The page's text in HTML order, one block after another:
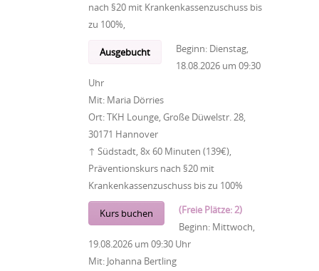
nach §20 mit Krankenkassenzuschuss bis
zu 100%,
Ausgebucht Beginn: Dienstag,
18.08.2026 um 09:30
Uhr
Mit: Maria Dörries
Ort:TKH Lounge, Große Düwelstr. 28,
30171 Hannover
↑ Südstadt, 8x 60 Minuten (139€),
Präventionskurs nach §20 mit
Krankenkassenzuschuss bis zu 100%
Kurs buchen
(Freie Plätze: 2)
Beginn: Mittwoch,
19.08.2026 um 09:30 Uhr
Mit: Johanna Bertling